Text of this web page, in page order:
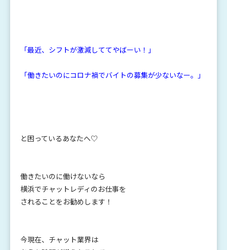
「最近、シフトが激減しててやばーい！」
「働きたいのにコロナ禍でバイトの募集が少ないなー。」
と困っているあなたへ♡
働きたいのに働けないなら
横浜でチャットレディのお仕事を
されることをお勧めします！
今現在、チャット業界は